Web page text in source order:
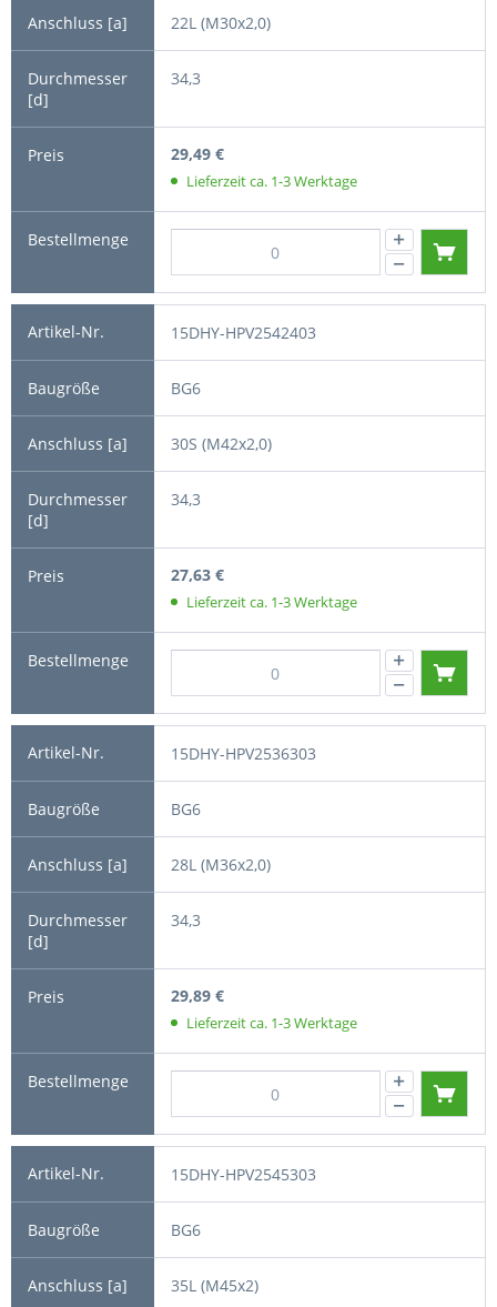
22L (M30x2,0)
34,3
29,49 €
Lieferzeit ca. 1-3 Werktage
15DHY-HPV2542403
BG6
30S (M42x2,0)
34,3
27,63 €
Lieferzeit ca. 1-3 Werktage
15DHY-HPV2536303
BG6
28L (M36x2,0)
34,3
29,89 €
Lieferzeit ca. 1-3 Werktage
15DHY-HPV2545303
BG6
35L (M45x2)